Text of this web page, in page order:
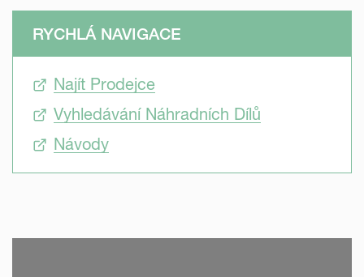
RYCHLÁ NAVIGACE
Najít Prodejce
Vyhledávání Náhradních Dílů
Návody